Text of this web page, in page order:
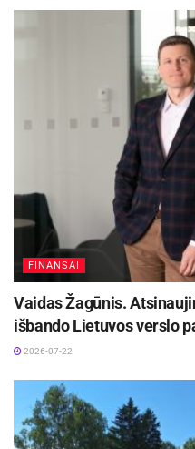
žinias apie socialinio
Lietuvoje.
Merė Dalia Štraupaitė
socialinio draudimo
pasidžiaugė tokia
bendradarbiavimo
skyriaus ir Visagino
ir efektyviai būtų
FINANSAI
Vaidas Žagūnis.
išbando Lietuvos verslo
2026-07-22